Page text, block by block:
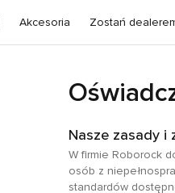
Akcesoria Zostań
Nasze zasady i
W firmie Roborock
osób z
standardów